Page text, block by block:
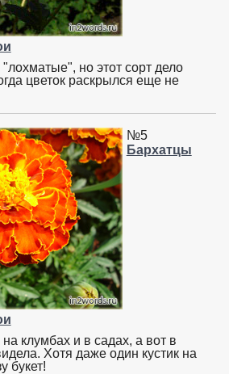
но этот сорт дело
цветок раскрылся еще не
№5
Бархатцы
клумбах и в садах, а вот в
Хотя даже один кустик на
букет!